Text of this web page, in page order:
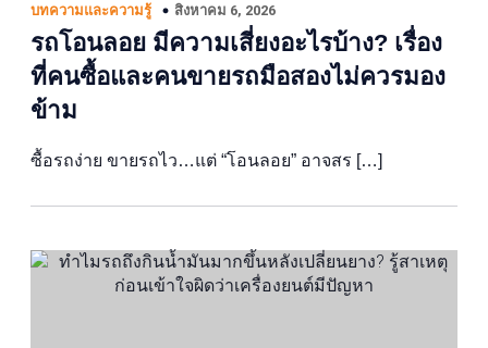
บทความและความรู้ สิงหาคม 6, 2026
รถโอนลอย มีความเสี่ยงอะไรบ้าง? เรื่อง
ที่คนซื้อและคนขายรถมือสองไม่ควรมอง
ข้าม
ซื้อรถง่าย ขายรถไว…แต่ “โอนลอย” อาจสร […]